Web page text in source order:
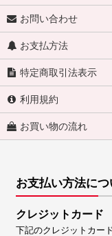
お問い合わせ
お支払方法
特定商取引法表示
利用規約
お買い物の流れ
お支払い方法につ
クレジットカード
下記のクレジットカー